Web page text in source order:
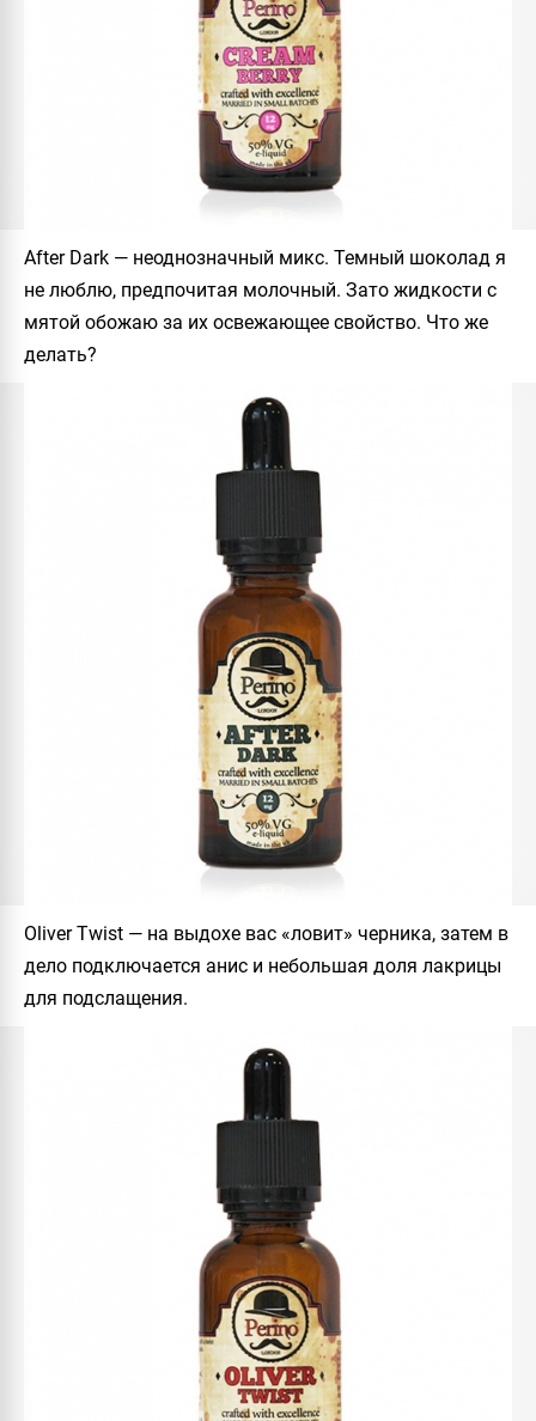
After Dark — неоднозначный микс. Темный шоколад я
не люблю, предпочитая молочный. Зато жидкости с
мятой обожаю за их освежающее свойство. Что же
делать?
Oliver Twist — на выдохе вас «ловит» черника, затем в
дело подключается анис и небольшая доля лакрицы
для подслащения.